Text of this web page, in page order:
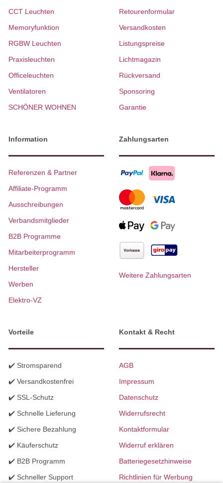
CCT Leuchten
Memoryfunktion
RGBW Leuchten
Praxisleuchten
Officeleuchten
Ventilatoren
SCHÖNER WOHNEN
Retourenformular
Versandkosten
Listungspreise
Lichtmagazin
Rückversand
Sponsoring
Garantie
Information
Referenzen & Partner
Affiliate-Programm
Ausschreibungen
Verbandsmitglieder
B2B Programme
Mitarbeiterprogramm
Hersteller
Werben
Elektro-VZ
Zahlungsarten
Weitere Zahlungsarten
Vorteile
✔️ Stromsparend
✔️ Versandkostenfrei
✔️ SSL-Schutz
✔️ Schnelle Lieferung
✔️ Sichere Bezahlung
✔️ Käuferschutz
✔️ B2B Programm
✔️ Schneller Support
Kontakt & Recht
AGB
Impressum
Datenschutz
Widerrufsrecht
Kontaktformular
Widerruf erklären
Batteriegesetzhinweise
Richtlinien für Werbung